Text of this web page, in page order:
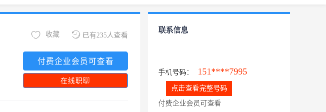
已有235人查看
收藏
付费企业会员可查看
在线职聊
联系信息
手机号码： 151****7995
点击查看完整号码
付费企业会员可查看